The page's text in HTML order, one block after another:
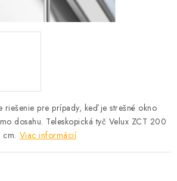
riešenie pre prípady, keď je strešné okno
dosahu. Teleskopická tyč Velux ZCT 200
Viac informácií